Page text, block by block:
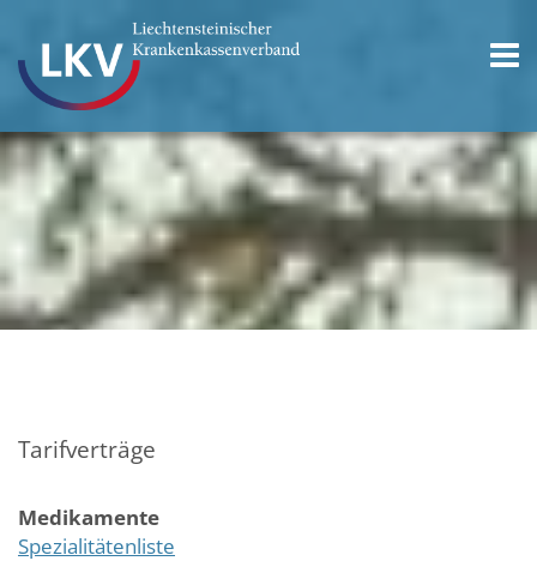
Tarifverträge
Medikamente
Spezialitätenliste